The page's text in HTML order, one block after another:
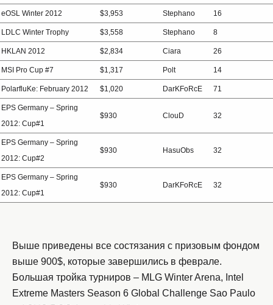
eOSL Winter 2012 $3,953 Stephano 16
LDLC Winter Trophy $3,558 Stephano 8
HKLAN 2012 $2,834 Ciara 26
MSI Pro Cup #7 $1,317 Polt 14
PolarfluKe: February 2012 $1,020 DarKFoRcE 71
EPS Germany – Spring
2012: Cup#1
$930 ClouD 32
EPS Germany – Spring
2012: Cup#2
$930 HasuObs 32
EPS Germany – Spring
2012: Cup#1
$930 DarKFoRcE 32
Выше приведены все состязания с призовым фондом
выше 900$, которые завершились в феврале.
Большая тройка турниров – MLG Winter Arena, Intel
Extreme Masters Season 6 Global Challenge Sao Paulo